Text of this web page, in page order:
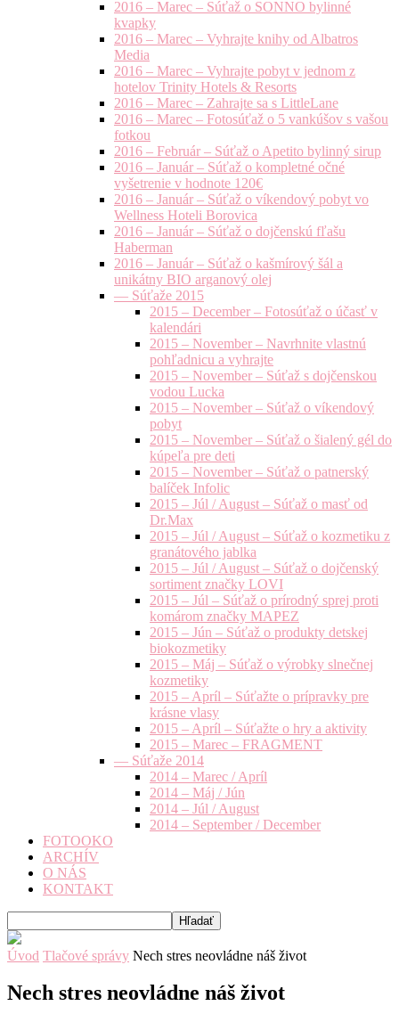
2016 – Marec – Súťaž o SONNO bylinné
kvapky
2016 – Marec – Vyhrajte knihy od Albatros
Media
2016 – Marec – Vyhrajte pobyt v jednom z
hotelov Trinity Hotels & Resorts
2016 – Marec – Zahrajte sa s LittleLane
2016 – Marec – Fotosúťaž o 5 vankúšov s vašou
fotkou
2016 – Február – Súťaž o Apetito bylinný sirup
2016 – Január – Súťaž o kompletné očné
vyšetrenie v hodnote 120€
2016 – Január – Súťaž o víkendový pobyt vo
Wellness Hoteli Borovica
2016 – Január – Súťaž o dojčenskú fľašu
Haberman
2016 – Január – Súťaž o kašmírový šál a
unikátny BIO arganový olej
— Súťaže 2015
2015 – December – Fotosúťaž o účasť v
kalendári
2015 – November – Navrhnite vlastnú
pohľadnicu a vyhrajte
2015 – November – Súťaž s dojčenskou
vodou Lucka
2015 – November – Súťaž o víkendový
pobyt
2015 – November – Súťaž o šialený gél do
kúpeľa pre deti
2015 – November – Súťaž o patnerský
balíček Infolic
2015 – Júl / August – Súťaž o masť od
Dr.Max
2015 – Júl / August – Súťaž o kozmetiku z
granátového jablka
2015 – Júl / August – Súťaž o dojčenský
sortiment značky LOVI
2015 – Júl – Súťaž o prírodný sprej proti
komárom značky MAPEZ
2015 – Jún – Súťaž o produkty detskej
biokozmetiky
2015 – Máj – Súťaž o výrobky slnečnej
kozmetiky
2015 – Apríl – Súťažte o prípravky pre
krásne vlasy
2015 – Apríl – Súťažte o hry a aktivity
2015 – Marec – FRAGMENT
— Súťaže 2014
2014 – Marec / Apríl
2014 – Máj / Jún
2014 – Júl / August
2014 – September / December
FOTOOKO
ARCHÍV
O NÁS
KONTAKT
Úvod Tlačové správy Nech stres neovládne náš život
Nech stres neovládne náš život